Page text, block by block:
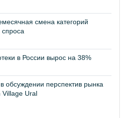
смена категорий
в России вырос на 38%
обсуждении перспектив рынка
Ural